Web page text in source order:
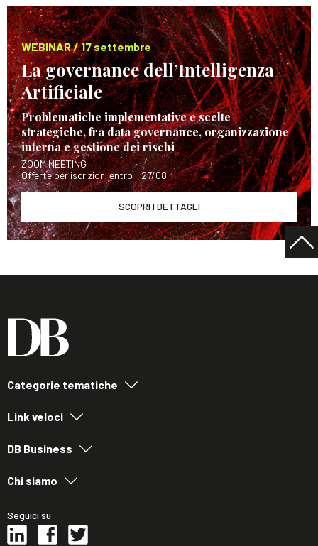
WEBINAR / 17 settembre
La governance dell’Intelligenza
Artificiale
Problematiche implementative e scelte
strategiche, fra data governance, organizzazione
interna e gestione dei rischi
ZOOM MEETING
Offerte per iscrizioni entro il 27/08
SCOPRI I DETTAGLI
Categorie tematiche
Link veloci
DB Business
Chi siamo
Seguici su